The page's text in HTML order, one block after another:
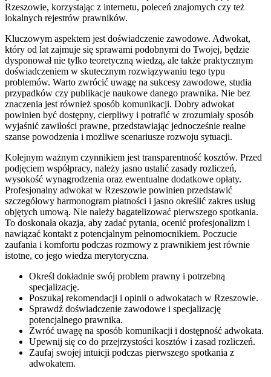
Rzeszowie, korzystając z internetu, poleceń znajomych czy też
lokalnych rejestrów prawników.
Kluczowym aspektem jest doświadczenie zawodowe. Adwokat,
który od lat zajmuje się sprawami podobnymi do Twojej, będzie
dysponował nie tylko teoretyczną wiedzą, ale także praktycznym
doświadczeniem w skutecznym rozwiązywaniu tego typu
problemów. Warto zwrócić uwagę na sukcesy zawodowe, studia
przypadków czy publikacje naukowe danego prawnika. Nie bez
znaczenia jest również sposób komunikacji. Dobry adwokat
powinien być dostępny, cierpliwy i potrafić w zrozumiały sposób
wyjaśnić zawiłości prawne, przedstawiając jednocześnie realne
szanse powodzenia i możliwe scenariusze rozwoju sytuacji.
Kolejnym ważnym czynnikiem jest transparentność kosztów. Przed
podjęciem współpracy, należy jasno ustalić zasady rozliczeń,
wysokość wynagrodzenia oraz ewentualne dodatkowe opłaty.
Profesjonalny adwokat w Rzeszowie powinien przedstawić
szczegółowy harmonogram płatności i jasno określić zakres usług
objętych umową. Nie należy bagatelizować pierwszego spotkania.
To doskonała okazja, aby zadać pytania, ocenić profesjonalizm i
nawiązać kontakt z potencjalnym pełnomocnikiem. Poczucie
zaufania i komfortu podczas rozmowy z prawnikiem jest równie
istotne, co jego wiedza merytoryczna.
Określ dokładnie swój problem prawny i potrzebną
specjalizację.
Poszukaj rekomendacji i opinii o adwokatach w Rzeszowie.
Sprawdź doświadczenie zawodowe i specjalizację
potencjalnego prawnika.
Zwróć uwagę na sposób komunikacji i dostępność adwokata.
Upewnij się co do przejrzystości kosztów i zasad rozliczeń.
Zaufaj swojej intuicji podczas pierwszego spotkania z
adwokatem.